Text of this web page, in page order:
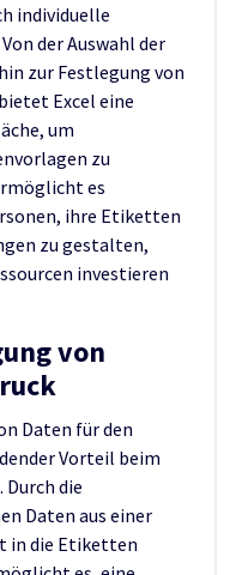
individuelle
der Auswahl der
zur Festlegung von
Excel eine
um
zu
es
ihre Etiketten
zu gestalten,
investieren
von
Daten für den
Vorteil beim
die
Daten aus einer
in die Etiketten